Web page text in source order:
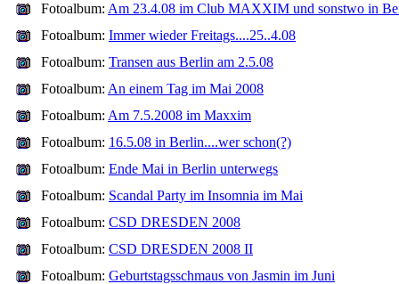
Fotoalbum: Am 23.4.08 im Club MAXXIM und sonstwo in
Fotoalbum: Immer wieder Freitags....25..4.08
Fotoalbum: Transen aus Berlin am 2.5.08
Fotoalbum: An einem Tag im Mai 2008
Fotoalbum: Am 7.5.2008 im Maxxim
Fotoalbum: 16.5.08 in Berlin....wer schon(?)
Fotoalbum: Ende Mai in Berlin unterwegs
Fotoalbum: Scandal Party im Insomnia im Mai
Fotoalbum: CSD DRESDEN 2008
Fotoalbum: CSD DRESDEN 2008 II
Fotoalbum: Geburtstagsschmaus von Jasmin im Juni